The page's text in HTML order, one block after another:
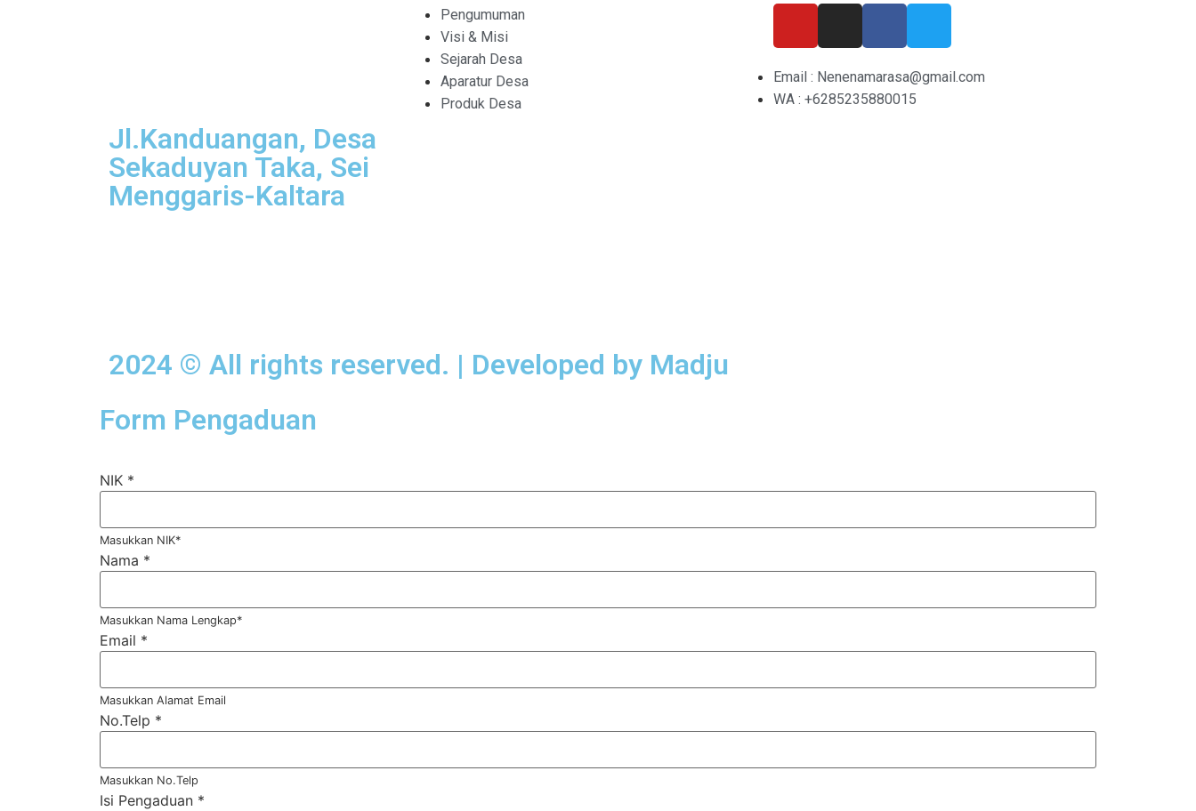
Jl.Kanduangan, Desa
Sekaduyan Taka, Sei
Menggaris-Kaltara
Pengumuman
Visi & Misi
Sejarah Desa
Aparatur Desa
Produk Desa
Email : Nenenamarasa@gmail.com
WA : +6285235880015
2024 © All rights reserved. | Developed by Madju
Form Pengaduan
NIK *
Masukkan NIK*
Nama *
Masukkan Nama Lengkap*
Email *
Masukkan Alamat Email
No.Telp *
Masukkan No.Telp
Isi Pengaduan *